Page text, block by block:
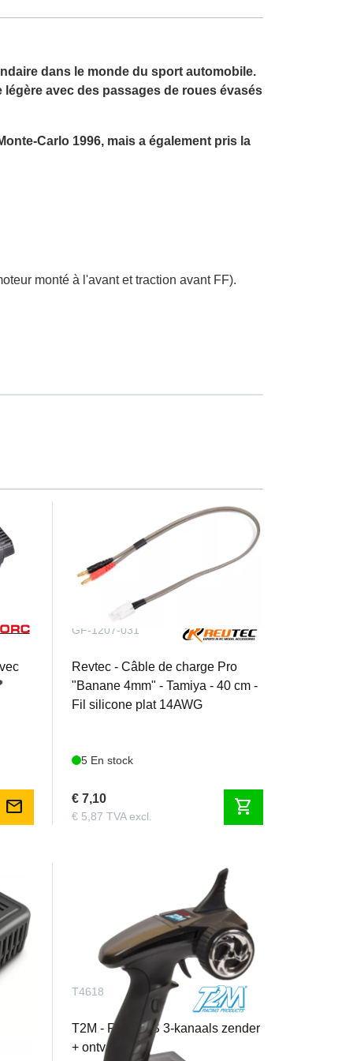
dans le monde du sport automobile.
avec des passages de roues évasés
Carlo 1996, mais a également pris la
monté à l'avant et traction avant FF).
un modèle qui incarne la puissance et
de rallye ultime à chaque
mail
GF-1207-031
Revtec - Câble de charge Pro
"Banane 4mm" - Tamiya - 40 cm -
Fil silicone plat 14AWG
5 En stock
€ 7,10
€ 5,87 TVA excl. shopping_cart
4S,
T4618
T2M - Racer 3S 3-kanaals zender
+ ontvanger